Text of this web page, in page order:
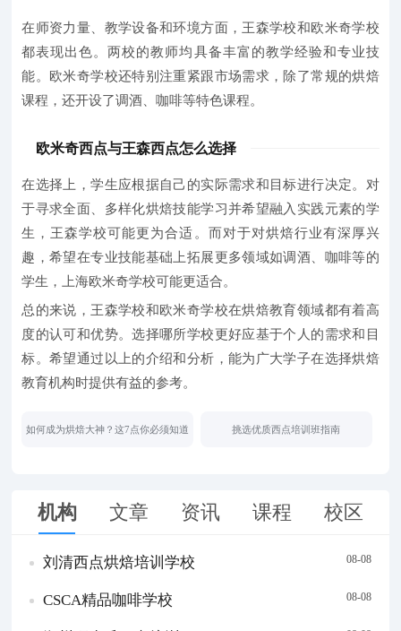
在师资力量、教学设备和环境方面，王森学校和欧米奇学校
都表现出色。两校的教师均具备丰富的教学经验和专业技
能。欧米奇学校还特别注重紧跟市场需求，除了常规的烘焙
课程，还开设了调酒、咖啡等特色课程。
欧米奇西点与王森西点怎么选择
在选择上，学生应根据自己的实际需求和目标进行决定。对
于寻求全面、多样化烘焙技能学习并希望融入实践元素的学
生，王森学校可能更为合适。而对于对烘焙行业有深厚兴
趣，希望在专业技能基础上拓展更多领域如调酒、咖啡等的
学生，上海欧米奇学校可能更适合。
总的来说，王森学校和欧米奇学校在烘焙教育领域都有着高
度的认可和优势。选择哪所学校更好应基于个人的需求和目
标。希望通过以上的介绍和分析，能为广大学子在选择烘焙
教育机构时提供有益的参考。
如何成为烘焙大神？这7点你必须知道 挑选优质西点培训班指南
机构 文章 资讯 课程 校区
刘清西点烘焙培训学校 08-08
CSCA精品咖啡学校 08-08